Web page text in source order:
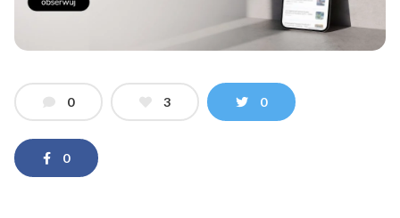
0 3 0
0